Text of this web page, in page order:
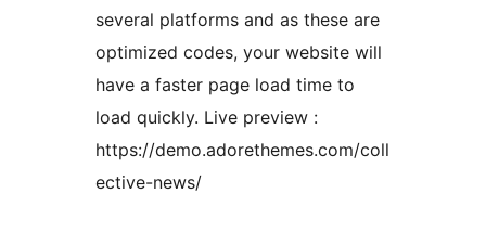
several platforms and as these are
optimized codes, your website will
have a faster page load time to
load quickly. Live preview :
https://demo.adorethemes.com/coll
ective-news/